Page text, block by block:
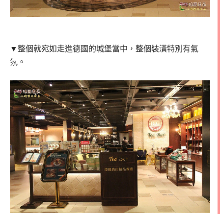
▼整個就宛如走進德國的城堡當中，整個裝潢特別有氣
氛。